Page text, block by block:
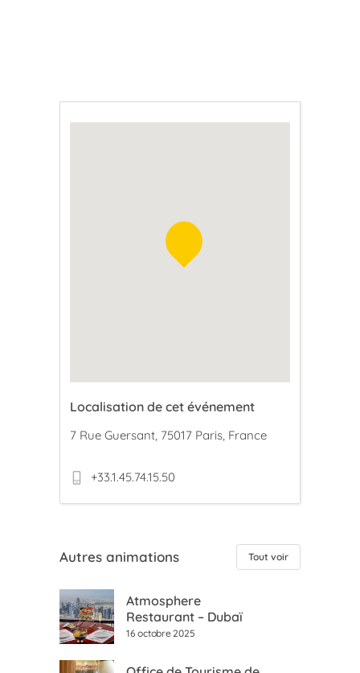
Localisation de cet événement
7 Rue Guersant, 75017 Paris, France
+33.1.45.74.15.50
Autres animations Tout voir
Atmosphere
Restaurant – Dubaï
16 octobre 2025